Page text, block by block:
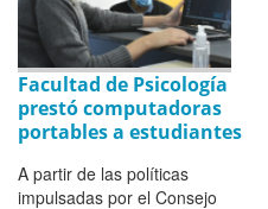
Facultad de Psicología
prestó computadoras
portables a estudiantes
A partir de las políticas
impulsadas por el Consejo